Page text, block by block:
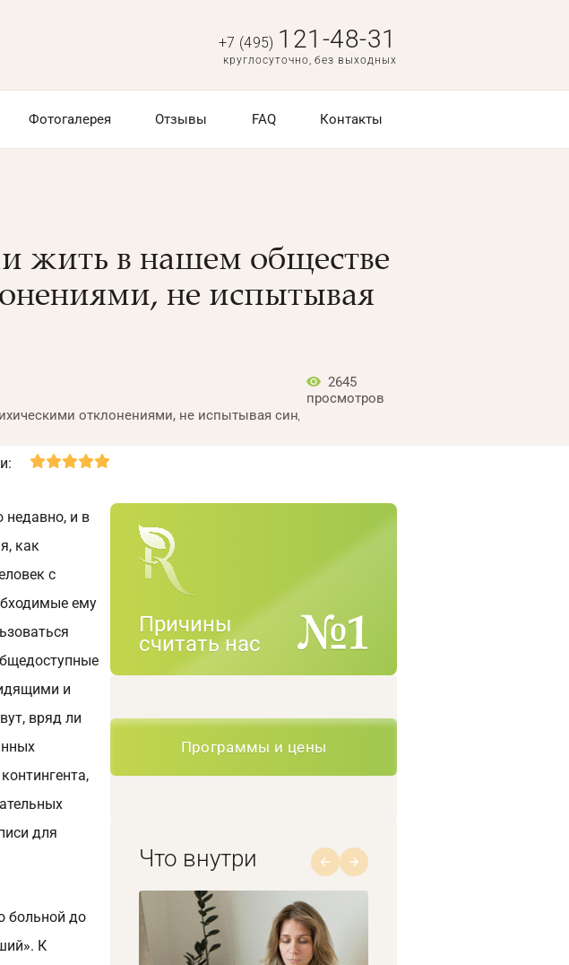
+7 (495) 121-48-31
круглосуточно, без выходных
Фотогалерея Отзывы FAQ Контакты
жить в нашем обществе
не испытывая
отклонениями, не испытывая синдрома изгоя».
2645
просмотров
недавно, и в
как
с
ему
и
вряд ли
для
больной до
К
Причины
считать нас
Программы и цены
Что внутри